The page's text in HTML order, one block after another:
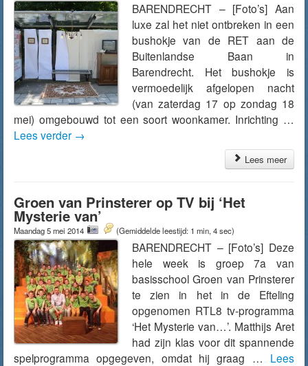
BARENDRECHT – [Foto’s] Aan
luxe zal het niet ontbreken in een
bushokje van de RET aan de
Buitenlandse Baan in
Barendrecht. Het bushokje is
vermoedelijk afgelopen nacht
(van zaterdag 17 op zondag 18
mei) omgebouwd tot een soort woonkamer. Inrichting …
Lees verder →
Lees meer
Groen van Prinsterer op TV bij ‘Het
Mysterie van’
Maandag 5 mei 2014 (Gemiddelde leestijd: 1 min, 4 sec)
BARENDRECHT – [Foto’s] Deze
hele week is groep 7a van
basisschool Groen van Prinsterer
te zien in het in de Efteling
opgenomen RTL8 tv-programma
‘Het Mysterie van…’. Matthijs Aret
had zijn klas voor dit spannende
spelprogramma opgegeven, omdat hij graag … Lees